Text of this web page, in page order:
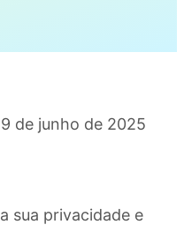
de junho de 2025
sua privacidade e